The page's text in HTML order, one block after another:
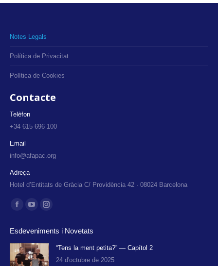
Notes Legals
Política de Privacitat
Política de Cookies
Contacte
Telèfon
+34 615 696 100
Email
info@afapac.org
Adreça
Hotel d’Entitats de Gràcia C/ Providència 42 · 08024 Barcelona
Find us on:
Facebook
opens
in
new
YouTube
opens
in
new
Instagram
opens
in
new
Esdeveniments i Novetats
“Tens la ment petita?” — Capítol 2
24 d'octubre de 2025